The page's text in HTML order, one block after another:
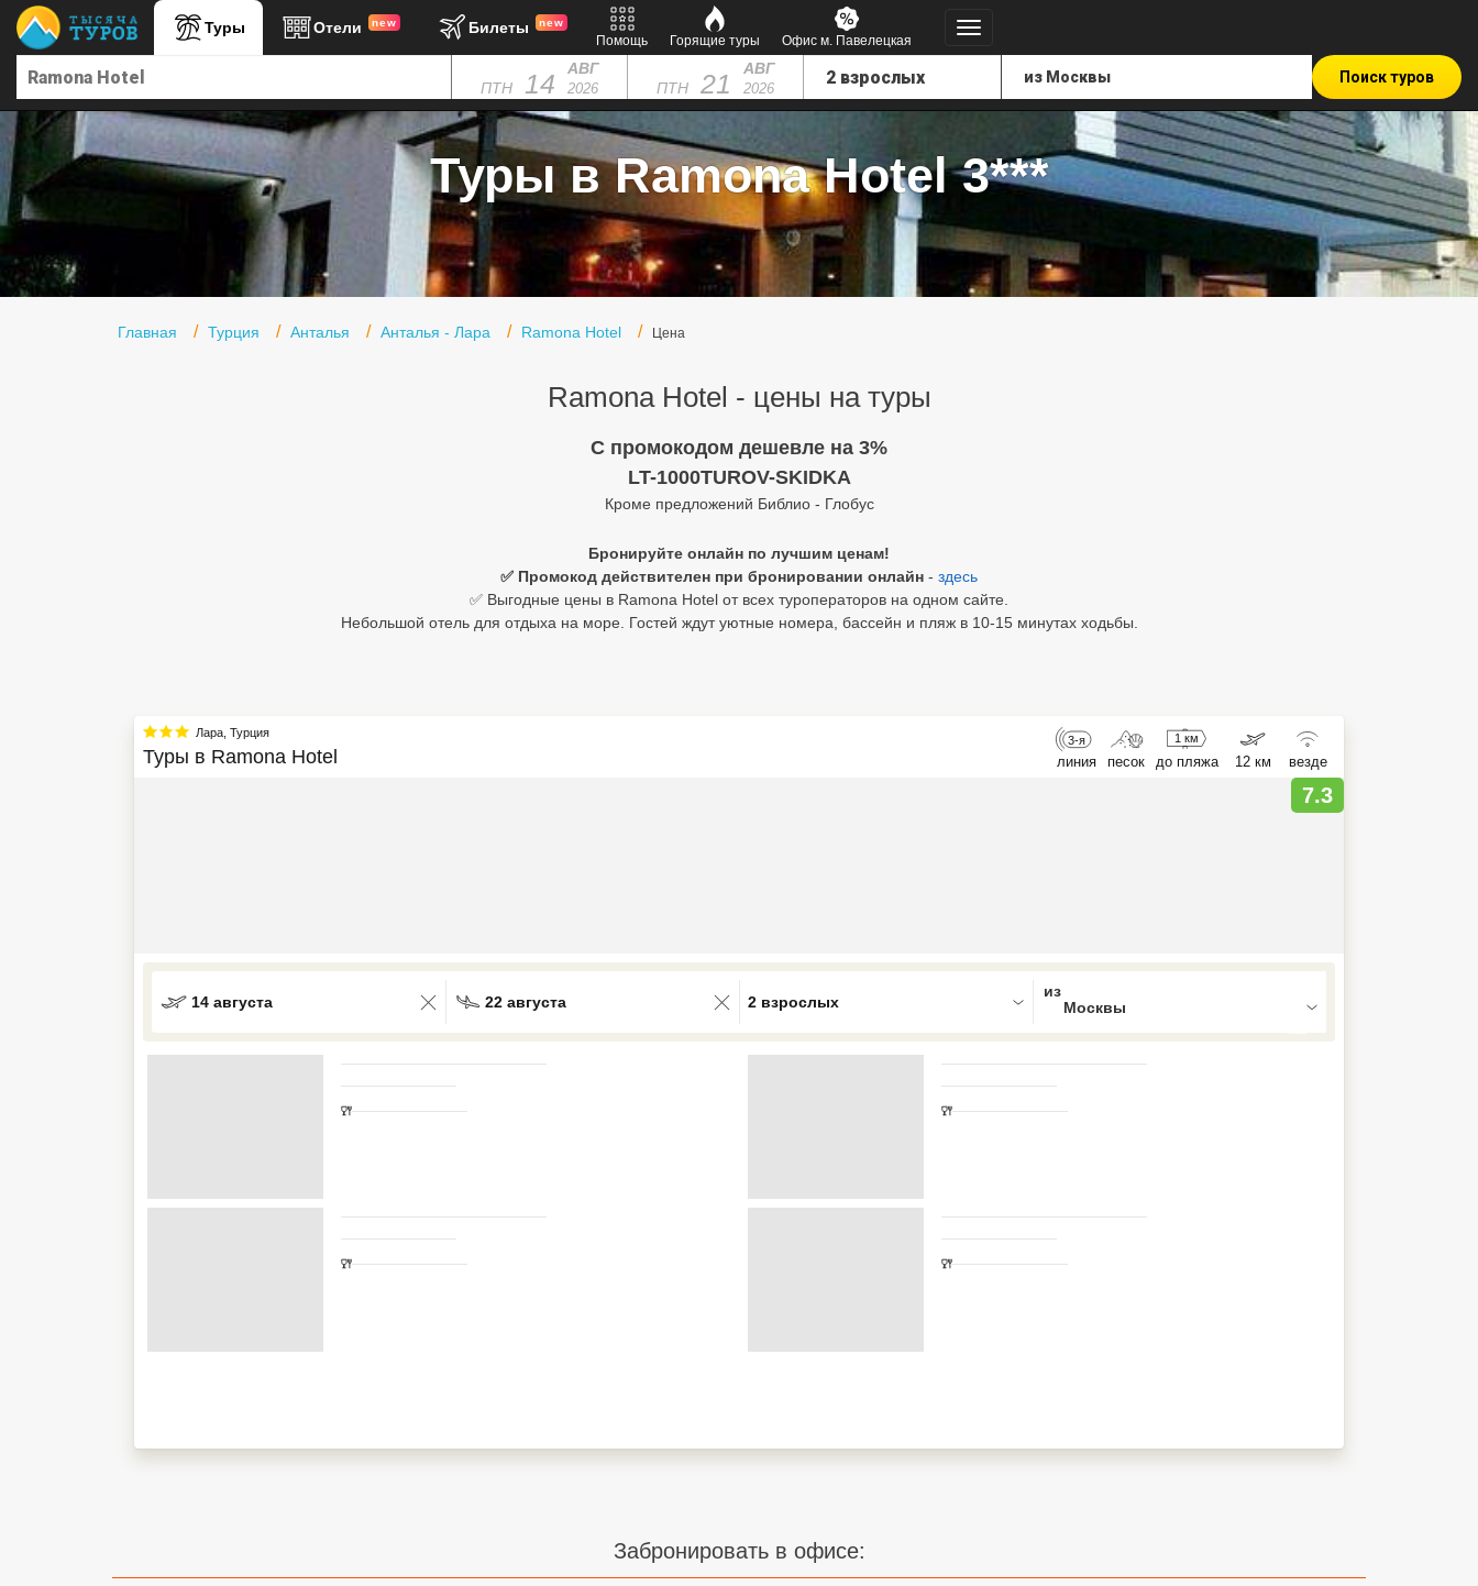
Туры Отели new Билеты new
Помощь Горящие туры Офис м. Павелецкая
ПТН 14 АВГ
2026 ПТН 21 АВГ
2026
Поиск туров
Туры в Ramona Hotel 3***
Главная Турция Анталья Анталья - Лара Ramona Hotel Цена
Ramona Hotel - цены на туры
C промокодом дешевле на 3%
LT-1000TUROV-SKIDKA
Кроме предложений Библио - Глобус
Бронируйте онлайн по лучшим ценам!
✅ Промокод действителен при бронировании онлайн - здесь
✅ Выгодные цены в Ramona Hotel от всех туроператоров на одном сайте.
Небольшой отель для отдыха на море. Гостей ждут уютные номера, бассейн и пляж в 10-15 минутах ходьбы.
Лара, Турция
Туры в Ramona Hotel
3-я
линия песок
1 км
до пляжа 12 км везде
7.3
14 августа 22 августа
0 results available. Select is focused , press Down to open the menu,
2 взрослых
Забронировать в офисе:
Главная
Туры в Турцию
Туры в Египет
Туры в ОАЭ
Офис г. Москва